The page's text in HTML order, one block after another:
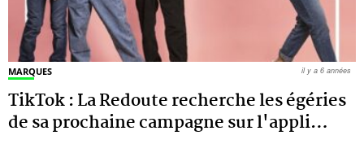
MARQUES
TikTok : La Redoute recherche les égéries
de sa prochaine campagne sur l'appli…
il y a 6 années